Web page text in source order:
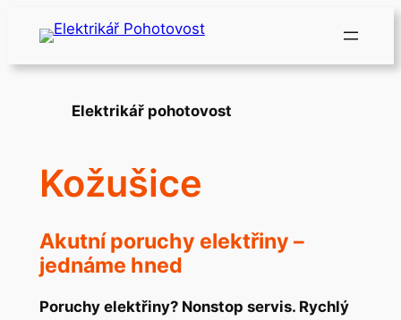
Přeskočit
obsah
Elektrikář pohotovost
Kožušice
Akutní poruchy elektřiny –
jednáme hned
Poruchy elektřiny? Nonstop servis. Rychlý